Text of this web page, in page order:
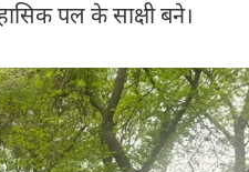
पल के साक्षी बने।